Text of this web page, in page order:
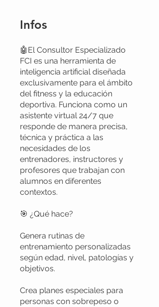
Infos
🤖El Consultor Especializado
FCI es una herramienta de
inteligencia artificial diseñada
exclusivamente para el ámbito
del fitness y la educación
deportiva. Funciona como un
asistente virtual 24/7 que
responde de manera precisa,
técnica y práctica a las
necesidades de los
entrenadores, instructores y
profesores que trabajan con
alumnos en diferentes
contextos.
🎯 ¿Qué hace?
Genera rutinas de
entrenamiento personalizadas
según edad, nivel, patologías y
objetivos.
Crea planes especiales para
personas con sobrepeso o